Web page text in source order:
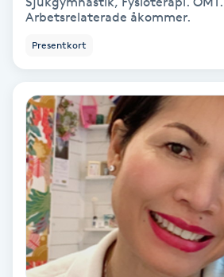
Bottenfärg
Brynformning
Brynfärgning
Brynplockning
Bröllopsuppsättning
Arbetsrelaterade åkommer.
Presentkort